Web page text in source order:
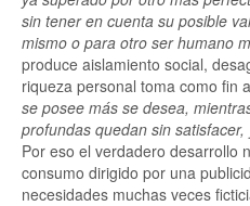
sin tener en cuenta su posible
mismo o para otro ser humano
produce aislamiento social,
riqueza personal toma como fin
se posee más se desea,
profundas quedan sin
Por eso el verdadero desarrollo
consumo dirigido por una
necesidades muchas veces